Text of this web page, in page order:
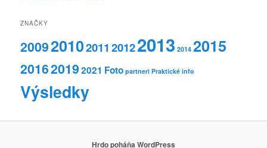
ZNAČKY
200920102011 20122013 2014 2015
201620192021 Foto partneri Praktické info
Výsledky
Hrdo poháňa WordPress